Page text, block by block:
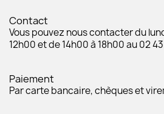
Contact
Vous pouvez nous contacter du
12h00 et de 14h00 à 18h00 au 02
Paiement
Par carte bancaire, chèques et